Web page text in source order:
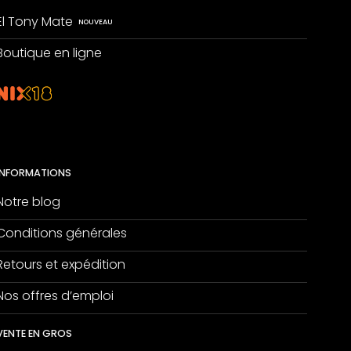
Tony Mate
en ligne
blog
générales
et expédition
offres d’emploi
EN GROS